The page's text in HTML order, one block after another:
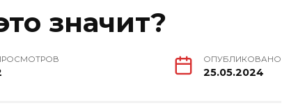
значит?
ОПУБЛИКОВАНО
25.05.2024